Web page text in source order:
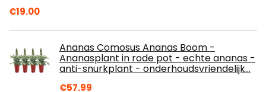
€19.00
Ananas Comosus Ananas Boom -
Ananasplant in rode pot - echte ananas -
anti-snurkplant - onderhoudsvriendelijk…
€57.99